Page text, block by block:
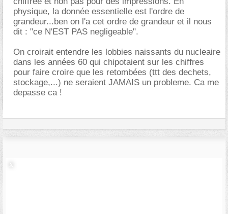
physique, la donnée essentielle est l'ordre de
grandeur...ben on l'a cet ordre de grandeur et il nous
dit : "ce N'EST PAS negligeable".
On croirait entendre les lobbies naissants du nucleaire
dans les années 60 qui chipotaient sur les chiffres
pour faire croire que les retombées (ttt des dechets,
stockage,...) ne seraient JAMAIS un probleme. Ca me
depasse ca !